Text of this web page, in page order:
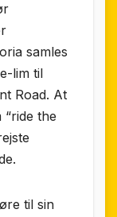
samles
lim til
Road. At
the
til sin